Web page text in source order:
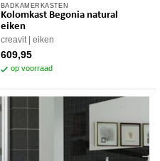
kan
gekozen
worden
op
de
BADKAMERKASTEN
Kolomkast Begonia natural
eiken
creavit eiken
609,95
op voorraad